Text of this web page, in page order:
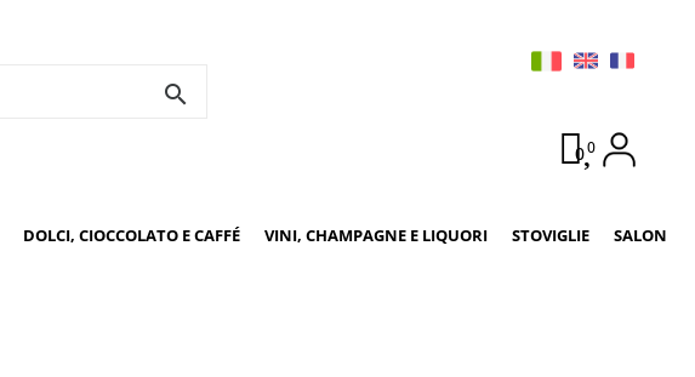
search
00
DOLCI, CIOCCOLATO E CAFFÉ VINI, CHAMPAGNE E LIQUORI STOVIGLIE SALON